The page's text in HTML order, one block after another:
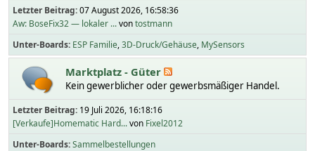
Letzter Beitrag:07 August 2026, 16:58:36
Aw: BoseFix32 — lokaler ...vontostmann
Unter-Boards ESP Familie 3D-Druck/Gehäuse MySensors
Marktplatz - Güter
Kein gewerblicher oder gewerbsmäßiger Handel.
Letzter Beitrag: 19 Juli 2026, 16:18:16
[Verkaufe]Homematic Hard...von Fixel2012
Unter-Boards Sammelbestellungen